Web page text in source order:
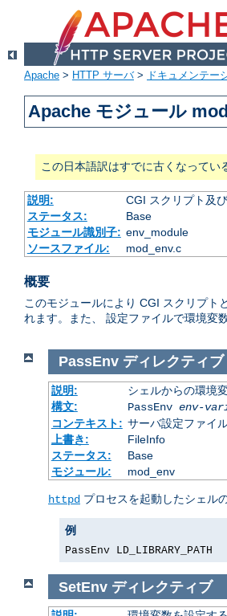
Apache > HTTP サーバ> ドキュメンテー
Apache モジュール
この日本語訳はすでに古くなってい
説明:
CGI スクリプト及
ステータス:
Base
モジュール識別子: env_module
ソースファイル:
mod_env.c
概要
このモジュールにより CGI スクリプト
れます。また、 設定ファイルで環境変
PassEnv ディレクティブ
説明:
シェルからの環境
構文:
PassEnv env-
コンテキスト: サーバ設定ファイ
上書き:
FileInfo
ステータス:
Base
モジュール:
mod_env
httpd プロセスを起動したシェル
例
PassEnv LD_LIBRARY_PATH
SetEnv ディレクティブ